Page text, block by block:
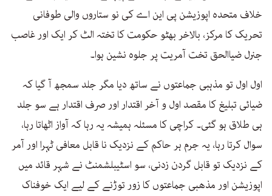
خلاف متحدہ اپوزیشن پی این اے کی نو ستاروں والی طوفانی
تحریک کا مرکز، بالاخر بھٹو حکومت کا تختہ الٹ کر ایک اور غاصب
جنرل ضیاالحق تخت آمریت پر جلوہ نشین ہوا۔
اول اول تو مذہبی جماعتوں نے ساتھ دیا مگر جلد سمجھ آ گیا کہ
ضیائی تبلیغ کا مقصد اول و آخر اقتدار اور صرف اقتدار ہے سو جلد
ہی طلاق ہو گئی۔ کراچی کا مسئلہ ہمیشہ یہ رہا کہ آواز اٹھاتا رہا،
سوال کرتا رہا، یہ جرم ہر حاکم کے نزدیک نا قابل معافی ٹہرا اور آمر
کے نزدیک تو قابل گردن زدنی، سو اسٹیبلشمنٹ نے شہر قائد میں
اپوزیشن اور مذھبی جماعتوں کا زور توڑنے کے لیے ایک خوفناک